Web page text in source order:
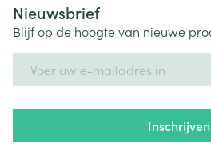
Nieuwsbrief
Blijf op de hoogte van nieuwe
Inschrijven